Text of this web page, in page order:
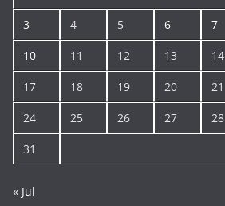
3 4 5 6 7
10 11 12 13 14
17 18 19 20 21
24 25 26 27 28
31
« Jul